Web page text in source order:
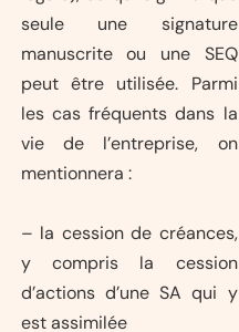
seule une signature
manuscrite ou une SEQ
peut être utilisée. Parmi
les cas fréquents dans la
vie de l’entreprise, on
mentionnera :
– la cession de créances,
y compris la cession
d’actions d’une SA qui y
est assimilée